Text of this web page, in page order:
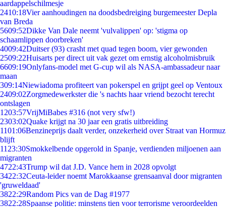
aardappelschilmesje
2410:18Vier aanhoudingen na doodsbedreiging burgemeester Depla
van Breda
5609:52Dikke Van Dale neemt 'vulvalippen' op: 'stigma op
schaamlippen doorbreken'
4009:42Duitser (93) crasht met quad tegen boom, vier gewonden
2509:22Huisarts per direct uit vak gezet om ernstig alcoholmisbruik
6609:19Onlyfans-model met G-cup wil als NASA-ambassadeur naar
maan
309:14Niewiadoma profiteert van pokerspel en grijpt geel op Ventoux
2409:02Zorgmedewerkster die 's nachts haar vriend bezocht terecht
ontslagen
1203:57VrijMiBabes #316 (not very sfw!)
2303:02Quake krijgt na 30 jaar een gratis uitbreiding
1101:06Benzineprijs daalt verder, onzekerheid over Straat van Hormuz
blijft
11 23:30Smokkelbende opgerold in Spanje, verdienden miljoenen aan
migranten
4722:43Trump wil dat J.D. Vance hem in 2028 opvolgt
3422:32Ceuta-leider noemt Marokkaanse grensaanval door migranten
'gruweldaad'
3822:29Random Pics van de Dag #1977
3822:28Spaanse politie: minstens tien voor terrorisme veroordeelden